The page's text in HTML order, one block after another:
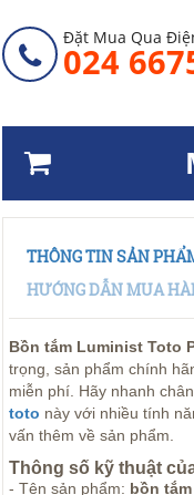
Đặt Mua Qua
024
THÔNG TIN SẢN
HƯỚNG DẪN MUA
Bồn tắm Luminist Toto
trọng, sản phẩm chính
miễn phí. Hãy nhanh
toto này với nhiều tính
vấn thêm về sản phẩm.
Thông số kỹ thuật
- Tên sản phẩm: bồn